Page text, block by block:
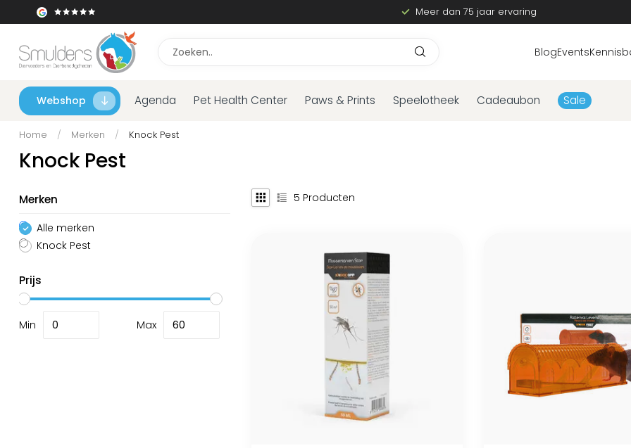
Meer dan 75 jaar ervaring
BlogEvents
Webshop Agenda Pet Health Center Paws & Prints Speelotheek Cadeaubon Sale
Home / Merken / Knock Pest
Knock Pest
Merken
Alle merken
Knock Pest
Prijs
Min Max
5 Producten